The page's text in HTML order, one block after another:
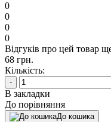
0
0
0
0
Відгуків про цей товар
68 грн.
Кількість:
-
В закладки
До порівняння
До кошика